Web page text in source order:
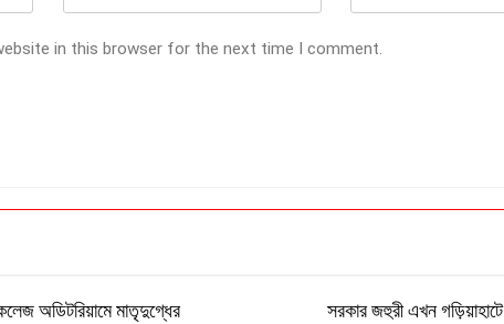
in this browser for the next time I comment.
অডিটরিয়ামে মাতৃদুগ্ধের
সরকার জহুরী এখন গড়িয়াহাটে